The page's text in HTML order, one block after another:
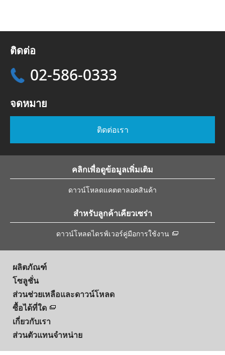
ติดต่อ
02-586-0333
จดหมาย
ติดต่อเรา
คลิกเพื่อดูข้อมูลเพิ่มเติม
ดาวน์โหลดแคตตาลอคสินค้า
สำหรับลูกค้าเคียวเซร่า
ดาวน์โหลดไดรฟ์เวอร์คู่มือการใช้งาน
ผลิตภัณฑ์
โซลูชั่น
ส่วนช่วยเหลือและดาวน์โหลด
ซื้อได้ที่ใด
เกี่ยวกับเรา
ส่วนตัวแทนจำหน่าย